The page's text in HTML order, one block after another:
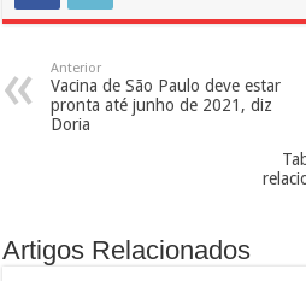
Anterior
Vacina de São Paulo deve estar
pronta até junho de 2021, diz
Doria
Artigos Relacionados